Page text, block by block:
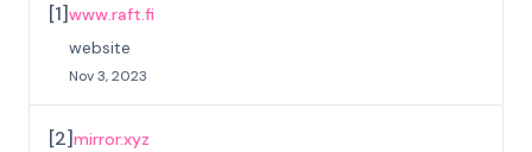
[1]www.raft.fi
website
Nov 3, 2023
[2]mirror.xyz